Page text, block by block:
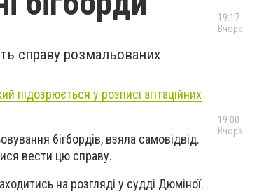
справу розмальованих
підозрюється у розписі агітаційних
бігбордів, взяла самовідвід.
вести цю справу.
на розгляді у судді Дюміної.
19:17
Вчора
19:00
Вчора